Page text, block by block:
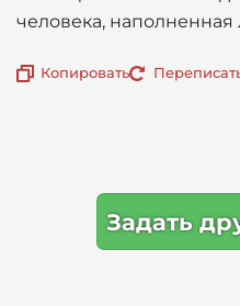
человека,
Копировать
Задать